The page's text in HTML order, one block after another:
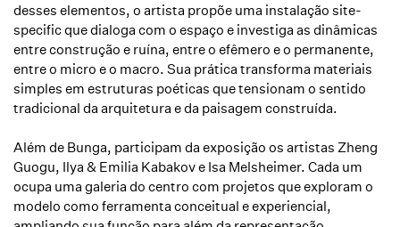
desses elementos, o artista propõe uma instalação site-
specific que dialoga com o espaço e investiga as dinâmicas
entre construção e ruína, entre o efêmero e o permanente,
entre o micro e o macro. Sua prática transforma materiais
simples em estruturas poéticas que tensionam o sentido
tradicional da arquitetura e da paisagem construída.
Além de Bunga, participam da exposição os artistas Zheng
Guogu, Ilya & Emilia Kabakov e Isa Melsheimer. Cada um
ocupa uma galeria do centro com projetos que exploram o
modelo como ferramenta conceitual e experiencial,